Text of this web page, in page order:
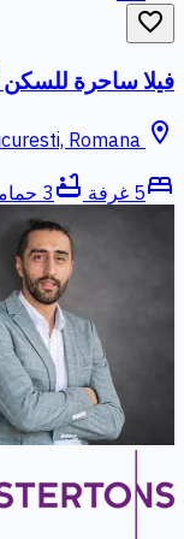
favorite_border
فيلا ساحرة للسكن
location_on
bed5 غرفة bathtub 3 حمامات